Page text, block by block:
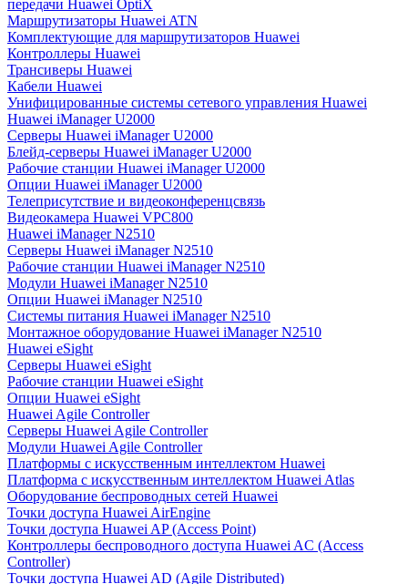
передачи Huawei OptiX
Маршрутизаторы Huawei ATN
Комплектующие для маршрутизаторов Huawei
Контроллеры Huawei
Трансиверы Huawei
Кабели Huawei
Унифицированные системы сетевого управления Huawei
Huawei iManager U2000
Серверы Huawei iManager U2000
Блейд-серверы Huawei iManager U2000
Рабочие станции Huawei iManager U2000
Опции Huawei iManager U2000
Телеприсутствие и видеоконференцсвязь
Видеокамера Huawei VPC800
Huawei iManager N2510
Серверы Huawei iManager N2510
Рабочие станции Huawei iManager N2510
Модули Huawei iManager N2510
Опции Huawei iManager N2510
Системы питания Huawei iManager N2510
Монтажное оборудование Huawei iManager N2510
Huawei eSight
Серверы Huawei eSight
Рабочие станции Huawei eSight
Опции Huawei eSight
Huawei Agile Controller
Серверы Huawei Agile Controller
Модули Huawei Agile Controller
Платформы с искусственным интеллектом Huawei
Платформа с искусственным интеллектом Huawei Atlas
Оборудование беспроводных сетей Huawei
Точки доступа Huawei AirEngine
Точки доступа Huawei AP (Access Point)
Контроллеры беспроводного доступа Huawei AC (Access
Controller)
Точки доступа Huawei AD (Agile Distributed)